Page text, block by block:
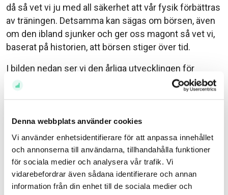
Denna webbplats använder cookies
Vi använder enhetsidentifierare för att anpassa innehållet
och annonserna till användarna, tillhandahålla funktioner
för sociala medier och analysera vår trafik. Vi
vidarebefordrar även sådana identifierare och annan
information från din enhet till de sociala medier och
då så vet vi ju med all säkerhet att vår fysik förbättras
av träningen. Detsamma kan sägas om börsen, även
om den ibland sjunker och ger oss magont så vet vi,
baserat på historien, att börsen stiger över tid.
I bilden nedan ser vi den årliga utvecklingen för
indexet OMXS30 vars aktier är de 30 mest omsatta på
Stockholmsbörsen och deras gemensamma
Stockholmsbörsen. Därför refererar media ofta till
detta index när de pratar om Stockholmsbörsen. I det
här indexet räknas faktiskt inte utdelningen med, om
den gjorde det hade de positiva åren varit lite bättre
och de negativa lite mindre dåliga. I finansmedia
pratar man ofta om att börsen stiger ungefär 10 % per